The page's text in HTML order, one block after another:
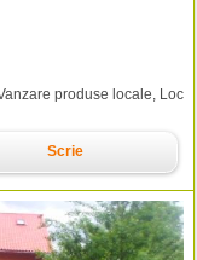
produse locale, Loc
Scrie